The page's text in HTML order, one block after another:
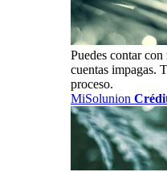
Puedes contar
cuentas impagas.
proceso.
MiSolunion